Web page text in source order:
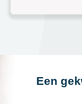
Een